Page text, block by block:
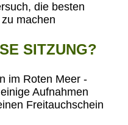
die besten
machen
SITZUNG?
im Roten Meer -
Aufnahmen
Freitauchschein